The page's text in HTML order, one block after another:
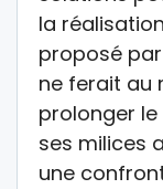
la
proposé
ne ferait au
prolonger
ses milices
une